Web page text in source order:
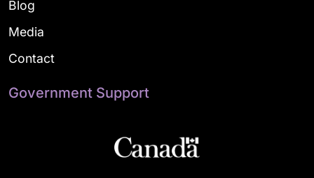
Blog
Media
Contact
Government Support